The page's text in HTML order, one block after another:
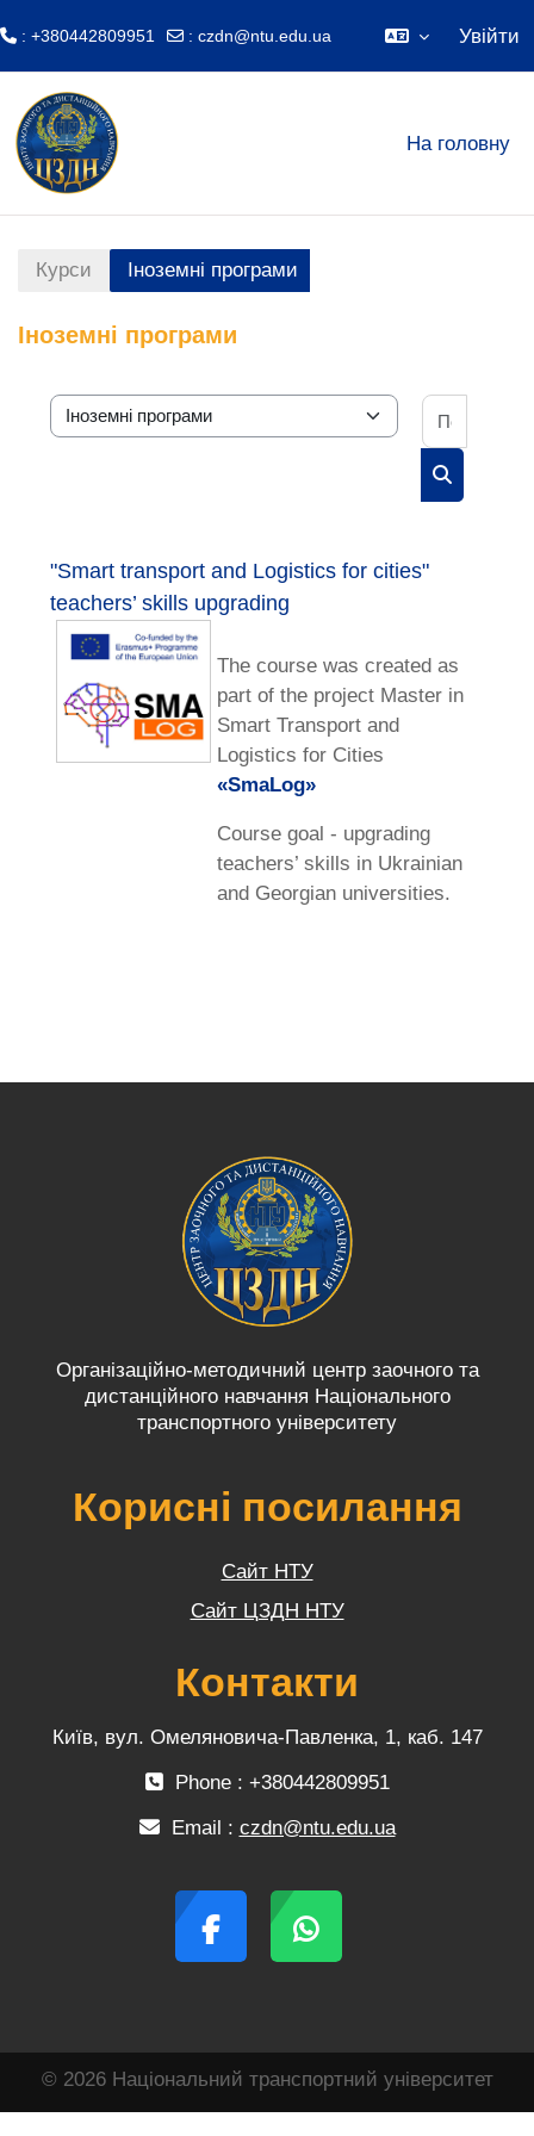
: +380442809951 : czdn@ntu.edu.ua Увійти
На головну
Курси Іноземні програми
Іноземні програми
Категорії курсів
"Smart transport and Logistics for cities"
teachers’ skills upgrading
The course was created as
part of the project Master in
Smart Transport and
Logistics for Cities
«SmaLog»
Course goal - upgrading
teachers’ skills in Ukrainian
and Georgian universities.
Організаційно-методичний центр заочного та
дистанційного навчання Національного
транспортного університету
Корисні посилання
Сайт НТУ
Сайт ЦЗДН НТУ
Контакти
Київ, вул. Омеляновича-Павленка, 1, каб. 147
Phone : +380442809951
Email : czdn@ntu.edu.ua
© 2026 Національний транспортний університет